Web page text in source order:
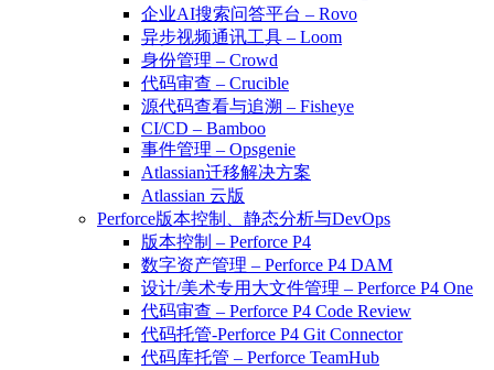
企业AI搜索问答平台 – Rovo
异步视频通讯工具 – Loom
身份管理 – Crowd
代码审查 – Crucible
源代码查看与追溯 – Fisheye
CI/CD – Bamboo
事件管理 – Opsgenie
Atlassian迁移解决方案
Atlassian 云版
Perforce版本控制、静态分析与DevOps
版本控制 – Perforce P4
数字资产管理 – Perforce P4 DAM
设计/美术专用大文件管理 – Perforce P4 One
代码审查 – Perforce P4 Code Review
代码托管-Perforce P4 Git Connector
代码库托管 – Perforce TeamHub